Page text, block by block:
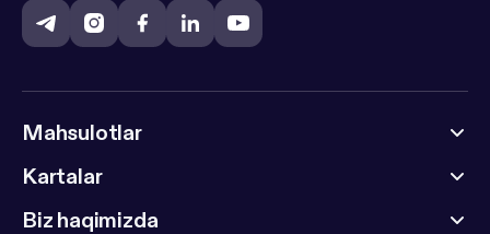
Mahsulotlar
Kartalar
Biz haqimizda